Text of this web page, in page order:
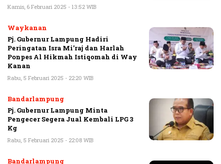
Kamis, 6 Februari 2025 - 13:52 WIB
Waykanan
Pj. Gubernur Lampung Hadiri
Peringatan Isra Mi’raj dan Harlah
Ponpes Al Hikmah Istiqomah di Way
Kanan
Rabu, 5 Februari 2025 - 22:20 WIB
Bandarlampung
Pj. Gubernur Lampung Minta
Pengecer Segera Jual Kembali LPG 3
Kg
Rabu, 5 Februari 2025 - 22:08 WIB
Bandarlampung